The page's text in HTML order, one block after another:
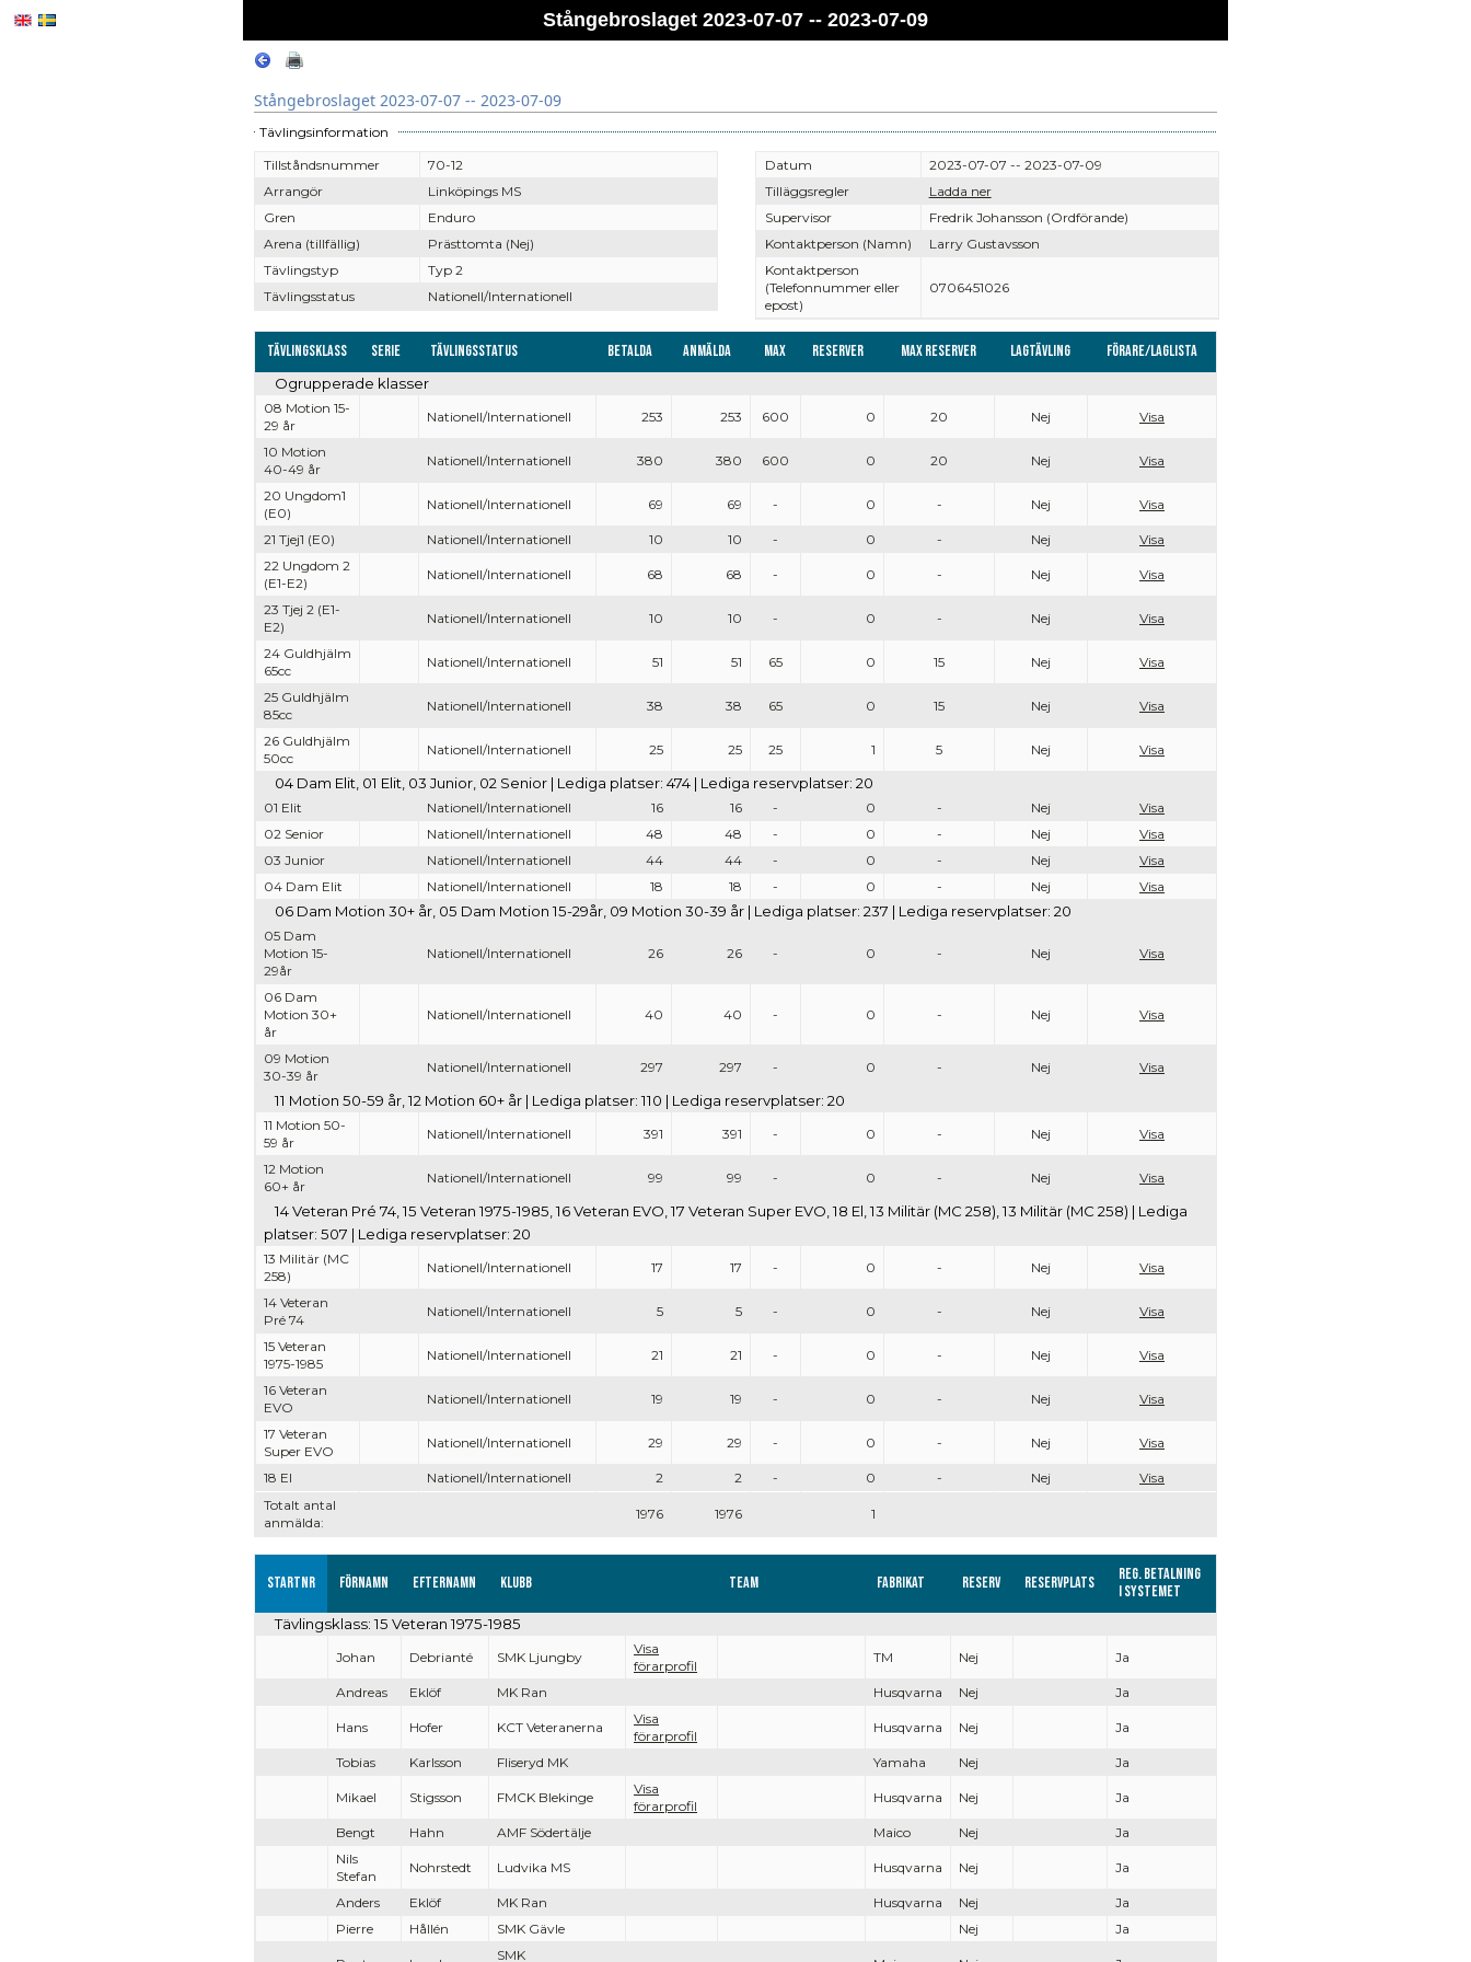
Stångebroslaget 2023-07-07 -- 2023-07-09
Stångebroslaget 2023-07-07 -- 2023-07-09
Tävlingsinformation
Tillståndsnummer
70-12
Arrangör
Linköpings MS
Gren
Enduro
Arena (tillfällig)
Prästtomta (Nej)
Tävlingstyp
Typ 2
Tävlingsstatus
Nationell/Internationell
Datum
2023-07-07 -- 2023-07-09
Tilläggsregler
Ladda ner
Supervisor
Fredrik Johansson (Ordförande)
Kontaktperson (Namn)
Larry Gustavsson
Kontaktperson
(Telefonnummer eller
epost)
0706451026
Tävlingsklass Serie Tävlingsstatus Betalda Anmälda Max Reserver Max reserver Lagtävling Förare/Laglista
Totalt antal
anmälda:
1976 1976 1
Ogrupperade klasser
08 Motion 15-
29 år
Nationell/Internationell 253 253 600 0 20 Nej Visa
10 Motion
40-49 år
Nationell/Internationell 380 380 600 0 20 Nej Visa
20 Ungdom1
(E0)
Nationell/Internationell 69 69 - 0 - Nej Visa
21 Tjej1 (E0) Nationell/Internationell 10 10 - 0 - Nej
Visa
22 Ungdom 2
(E1-E2)
Nationell/Internationell 68 68 - 0 - Nej Visa
23 Tjej 2 (E1-
E2)
Nationell/Internationell 10 10 - 0 - Nej Visa
24 Guldhjälm
65cc
Nationell/Internationell 51 51 65 0 15 Nej Visa
25 Guldhjälm
85cc
Nationell/Internationell 38 38 65 0 15 Nej Visa
26 Guldhjälm
50cc
Nationell/Internationell 25 25 25 1 5 Nej Visa
04 Dam Elit, 01 Elit, 03 Junior, 02 Senior | Lediga platser: 474 | Lediga reservplatser: 20
01 Elit Nationell/Internationell 16 16 - 0 - Nej
Visa
02 Senior
Nationell/Internationell 48 48 - 0 - Nej
Visa
03 Junior
Nationell/Internationell 44 44 - 0 - Nej
Visa
04 Dam Elit
Nationell/Internationell 18 18 - 0 - Nej Visa
06 Dam Motion 30+ år, 05 Dam Motion 15-29år, 09 Motion 30-39 år | Lediga platser: 237 | Lediga reservplatser: 20
05 Dam
Motion 15-
29år
Nationell/Internationell 26 26 - 0 - Nej Visa
06 Dam
Motion 30+
år
Nationell/Internationell 40 40 - 0 - Nej Visa
09 Motion
30-39 år
Nationell/Internationell 297 297 - 0 - Nej Visa
11 Motion 50-59 år, 12 Motion 60+ år | Lediga platser: 110 | Lediga reservplatser: 20
11 Motion 50-
59 år
Nationell/Internationell 391 391 - 0 - Nej Visa
12 Motion
60+ år
Nationell/Internationell 99 99 - 0 - Nej Visa
14 Veteran Pré 74, 15 Veteran 1975-1985, 16 Veteran EVO, 17 Veteran Super EVO, 18 El, 13 Militär (MC 258), 13 Militär (MC 258) | Lediga
platser: 507 | Lediga reservplatser: 20
13 Militär (MC
258)
Nationell/Internationell 17 17 - 0 - Nej Visa
14 Veteran
Pré 74
Nationell/Internationell 5 5 - 0 - Nej Visa
15 Veteran
1975-1985
Nationell/Internationell 21 21 - 0 - Nej Visa
16 Veteran
EVO
Nationell/Internationell 19 19 - 0 - Nej Visa
17 Veteran
Super EVO
Nationell/Internationell 29 29 - 0 - Nej Visa
18 El Nationell/Internationell 2 2 - 0 - Nej Visa
Startnr Förnamn Efternamn Klubb Team Fabrikat Reserv Reservplats
Reg. Betalning
i systemet
Tävlingsklass: 15 Veteran 1975-1985
Johan Debrianté SMK Ljungby
Visa
förarprofil
TM Nej Ja
Andreas Eklöf MK Ran Husqvarna Nej Ja
Hans Hofer KCT Veteranerna
Visa
förarprofil
Husqvarna Nej Ja
Tobias Karlsson Fliseryd MK Yamaha Nej Ja
Mikael Stigsson FMCK Blekinge
Visa
förarprofil
Husqvarna Nej Ja
Bengt Hahn AMF Södertälje Maico Nej
Ja
Nils
Stefan
Nohrstedt Ludvika MS Husqvarna Nej Ja
Anders Eklöf MK Ran Husqvarna Nej
Ja
Pierre
Hållén SMK Gävle Nej Ja
SMK